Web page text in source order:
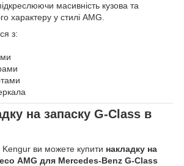
масивність кузова та
характеру у стилі AMG.
з:
на запаску G-Class в
Kengur ви можете купити накладку на
AMG для Mercedes-Benz G-Class